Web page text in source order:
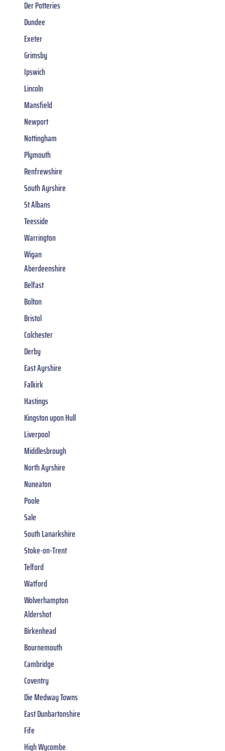
Der Potteries
Dundee
Exeter
Grimsby
Ipswich
Lincoln
Mansfield
Newport
Nottingham
Plymouth
Renfrewshire
South Ayrshire
St Albans
Teesside
Warrington
Wigan
Aberdeenshire
Belfast
Bolton
Bristol
Colchester
Derby
East Ayrshire
Falkirk
Hastings
Kingston upon Hull
Liverpool
Middlesbrough
North Ayrshire
Nuneaton
Poole
Sale
South Lanarkshire
Stoke-on-Trent
Telford
Watford
Wolverhampton
Aldershot
Birkenhead
Bournemouth
Cambridge
Coventry
Die Medway Towns
East Dunbartonshire
Fife
High Wycombe